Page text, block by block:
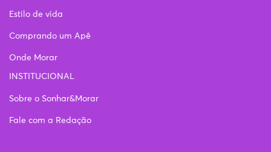
Estilo de vida
Comprando um Apê
Onde Morar
INSTITUCIONAL
Sobre o Sonhar&Morar
Fale com a Redação